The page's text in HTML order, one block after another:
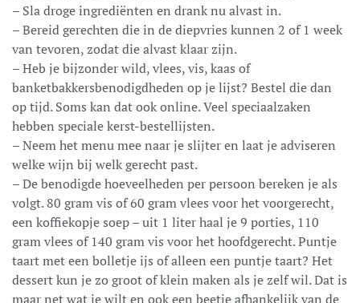
– Sla droge ingrediënten en drank nu alvast in.
– Bereid gerechten die in de diepvries kunnen 2 of 1 week
van tevoren, zodat die alvast klaar zijn.
– Heb je bijzonder wild, vlees, vis, kaas of
banketbakkersbenodigdheden op je lijst? Bestel die dan
op tijd. Soms kan dat ook online. Veel speciaalzaken
hebben speciale kerst-bestellijsten.
– Neem het menu mee naar je slijter en laat je adviseren
welke wijn bij welk gerecht past.
– De benodigde hoeveelheden per persoon bereken je als
volgt. 80 gram vis of 60 gram vlees voor het voorgerecht,
een koffiekopje soep – uit 1 liter haal je 9 porties, 110
gram vlees of 140 gram vis voor het hoofdgerecht. Puntje
taart met een bolletje ijs of alleen een puntje taart? Het
dessert kun je zo groot of klein maken als je zelf wil. Dat is
maar net wat je wilt en ook een beetje afhankelijk van de